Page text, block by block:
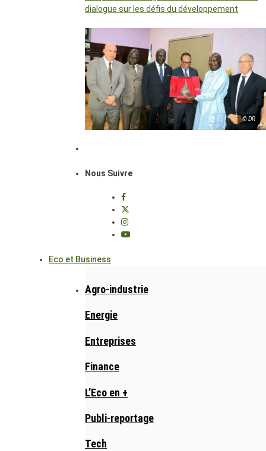
dialogue sur les défis du développement
© DR
Nous Suivre
Eco et Business
Agro-industrie
Energie
Entreprises
Finance
L’Eco en +
Publi-reportage
Tech